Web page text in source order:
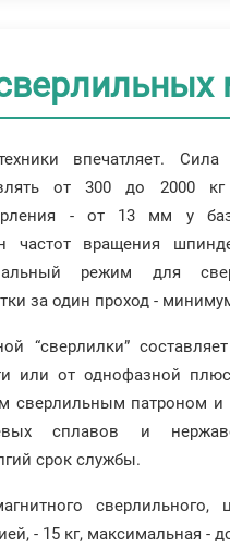
впечатляет.
от 300 до 2000
- от 13 мм у
частот вращения
режим для
за один проход -
“сверлилки”
или от однофазной плюс
сверлильным патроном
сплавов и
срок службы.
- 15 кг, максимальная -